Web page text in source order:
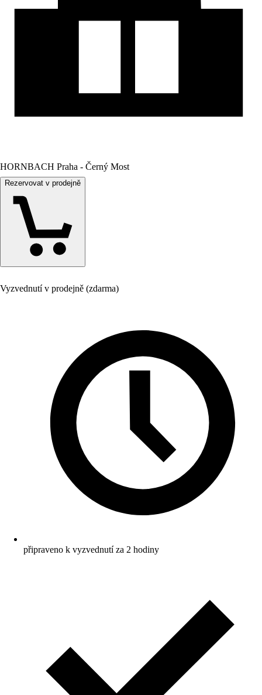
HORNBACH Praha - Černý Most
Rezervovat v prodejně
Vyzvednutí v prodejně (zdarma)
připraveno k vyzvednutí za 2 hodiny